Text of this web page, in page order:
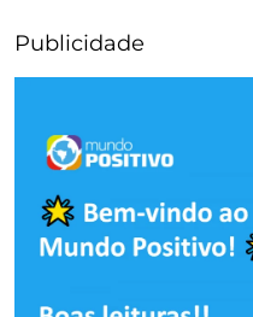
Publicidade